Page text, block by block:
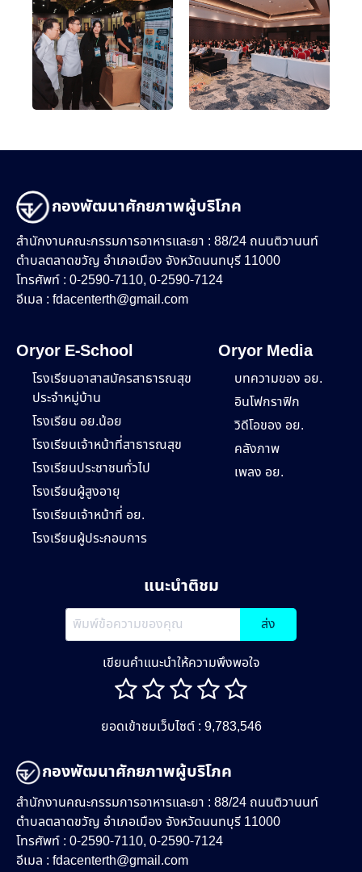
กองพัฒนาศักยภาพผู้บริโภค
สำนักงานคณะกรรมการอาหารและยา : 88/24 ถนนติวานนท์
ตำบลตลาดขวัญ อำเภอเมือง จังหวัดนนทบุรี 11000
โทรศัพท์ : 0-2590-7110, 0-2590-7124
อีเมล : fdacenterth@gmail.com
Oryor E-School
โรงเรียนอาสาสมัครสาธารณสุข
ประจำหมู่บ้าน
โรงเรียน อย.น้อย
โรงเรียนเจ้าหน้าที่สาธารณสุข
โรงเรียนประชาชนทั่วไป
โรงเรียนผู้สูงอายุ
โรงเรียนเจ้าหน้าที่ อย.
โรงเรียนผู้ประกอบการ
Oryor Media
บทความของ อย.
อินโฟกราฟิก
วิดีโอของ อย.
คลังภาพ
เพลง อย.
แนะนำติชม
ส่ง
เขียนคำแนะนำให้ความพึงพอใจ
ยอดเข้าชมเว็บไซต์ : 9,783,546
กองพัฒนาศักยภาพผู้บริโภค
สำนักงานคณะกรรมการอาหารและยา : 88/24 ถนนติวานนท์
ตำบลตลาดขวัญ อำเภอเมือง จังหวัดนนทบุรี 11000
โทรศัพท์ : 0-2590-7110, 0-2590-7124
อีเมล : fdacenterth@gmail.com